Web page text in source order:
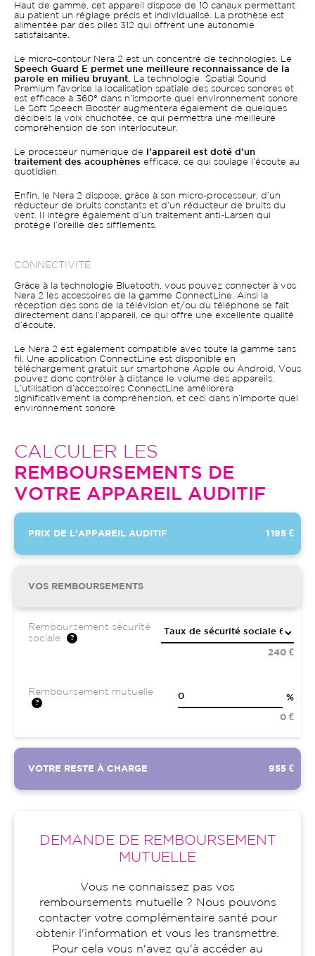
Haut de gamme, cet appareil dispose de 10 canaux permettant
au patient un réglage précis et individualisé. La prothèse est
alimentée par des piles 312 qui offrent une autonomie
satisfaisante.
Le micro-contour Nera 2 est un concentré de technologies. Le
Speech Guard E permet une meilleure reconnaissance de la
parole en milieu bruyant.
La technologie Spatial Sound
Premium favorise la localisation spatiale des sources sonores et
est efficace à 360° dans n’ismporte quel environnement sonore.
Le Soft Speech Booster augmentera également de quelques
décibels la voix chuchotée, ce qui permettra une meilleure
compréhension de son interlocuteur.
Le processeur numérique de
l’appareil est doté d’un
traitement des acouphènes efficace, ce qui soulage l’écoute au
quotidien.
Enfin, le Nera 2 dispose, grâce à son micro-processeur, d’un
réducteur de bruits constants et d’un réducteur de bruits du
vent. Il intègre également d’un traitement anti-Larsen qui
protège l’oreille des sifflements.
CONNECTIVITÉ
Grâce à la technologie Bluetooth, vous pouvez connecter à vos
Nera 2 les accessoires de la gamme ConnectLine. Ainsi la
réception des sons de la télévision et/ou du téléphone se fait
directement dans l’appareil, ce qui offre une excellente qualité
d’écoute.
Le Nera 2 est également compatible avec toute la gamme sans
fil. Une application ConnectLine est disponible en
téléchargement gratuit sur smartphone Apple ou Android. Vous
pouvez donc contrôler à distance le volume des appareils.
L’utilisation d’accessoires ConnectLine améliorera
significativement la compréhension, et ceci dans n’importe quel
environnement sonore
CALCULER LES
REMBOURSEMENTS DE
VOTRE APPAREIL AUDITIF
PRIX DE L'APPAREIL AUDITIF 1 195 €
VOS REMBOURSEMENTS
Remboursement sécurité
sociale
240 €
Remboursement mutuelle
%
0 €
VOTRE RESTE À CHARGE 955 €
DEMANDE DE REMBOURSEMENT
MUTUELLE
Vous ne connaissez pas vos
remboursements mutuelle ? Nous pouvons
contacter votre complémentaire santé pour
obtenir l'information et vous les transmettre.
Pour cela vous n'avez qu'à accéder au